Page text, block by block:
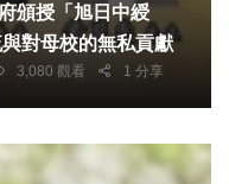
頒授「旭日中綬
與對母校的無私貢獻
3,080 觀看 1 分享